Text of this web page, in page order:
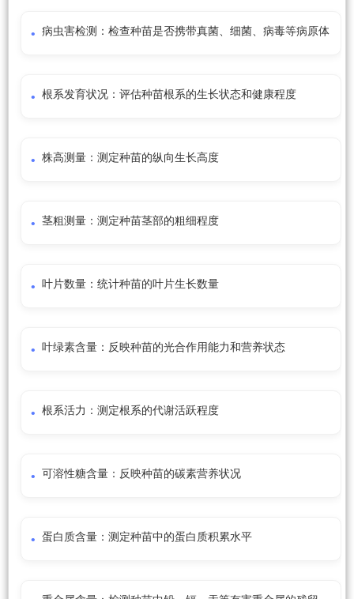
病虫害检测：检查种苗是否携带真菌、细菌、病毒等病原体
根系发育状况：评估种苗根系的生长状态和健康程度
株高测量：测定种苗的纵向生长高度
茎粗测量：测定种苗茎部的粗细程度
叶片数量：统计种苗的叶片生长数量
叶绿素含量：反映种苗的光合作用能力和营养状态
根系活力：测定根系的代谢活跃程度
可溶性糖含量：反映种苗的碳素营养状况
蛋白质含量：测定种苗中的蛋白质积累水平